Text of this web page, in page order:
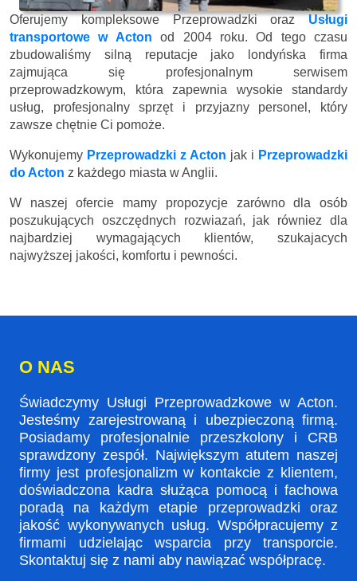
Oferujemy kompleksowe Przeprowadzki orazUsługi
transportowe w Acton od 2004 roku. Od tego czasu
zbudowaliśmy silną reputacje jako londyńska firma
zajmująca się profesjonalnym serwisem
przeprowadzkowym, która zapewnia wysokie standardy
usług, profesjonalny sprzęt i przyjazny personel, który
zawsze chętnie Ci pomoże.
Wykonujemy Przeprowadzki z Acton jak i Przeprowadzki
do Acton z każdego miasta w Anglii.
W naszej ofercie mamy propozycje zarówno dla osób
poszukujących oszczędnych rozwiazań, jak równiez dla
najbardziej wymagających klientów, szukajacych
najwyższej jakości, komfortu i pewności.
O NAS
Świadczymy Usługi Przeprowadzkowe w Acton.
Jesteśmy zarejestrowaną i ubezpieczoną firmą.
Posiadamy profesjonalnie przeszkolony i CRB
sprawdzony zespół. Największym atutem naszej
firmy jest profesjonalizm w kontakcie z klientem,
doświadczona kadra służąca pomocą i fachowa
poradą na każdym etapie przeprowadzki oraz
jakość wykonywanych usług. Współpracujemy z
firmami udzielając wsparcia przy transporcie.
Skontaktuj się z nami aby nawiązać współpracę.